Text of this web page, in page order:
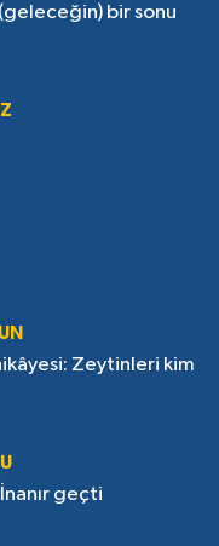
bir sonu
Zeytinleri kim
geçti